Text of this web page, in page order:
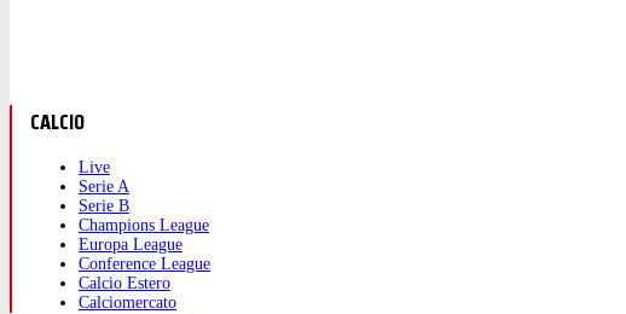
CALCIO
Live
Serie A
Serie B
Champions League
Europa League
Conference League
Calcio Estero
Calciomercato